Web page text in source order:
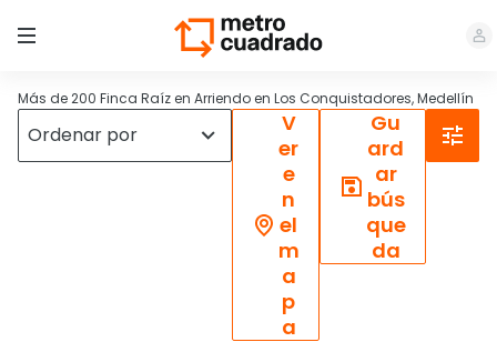
Más de 200 Finca Raíz en Arriendo en Los Conquistadores, Medellín
V
er
e
n
el
m
a
p
a
Gu
ard
ar
bús
que
da